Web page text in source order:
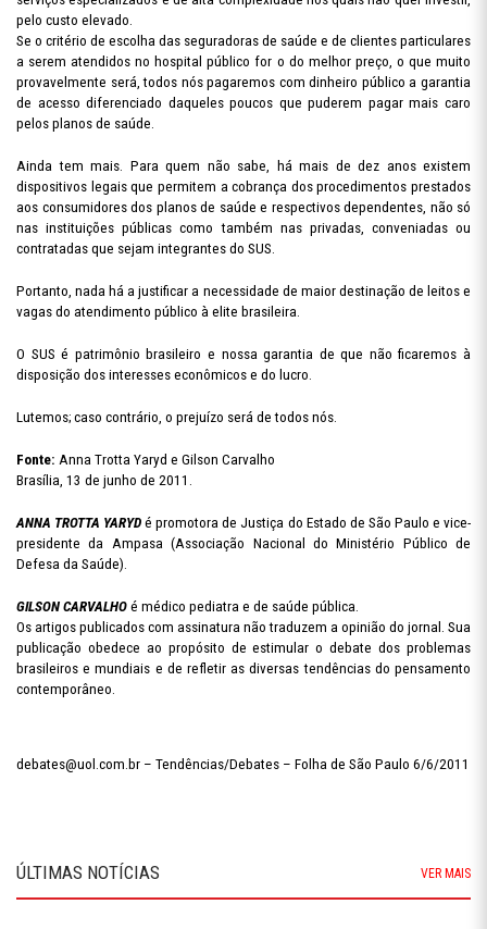
pelo custo elevado.
Se o critério de escolha das seguradoras de saúde e de clientes particulares
a serem atendidos no hospital público for o do melhor preço, o que muito
provavelmente será, todos nós pagaremos com dinheiro público a garantia
de acesso diferenciado daqueles poucos que puderem pagar mais caro
pelos planos de saúde.
Ainda tem mais. Para quem não sabe, há mais de dez anos existem
dispositivos legais que permitem a cobrança dos procedimentos prestados
aos consumidores dos planos de saúde e respectivos dependentes, não só
nas instituições públicas como também nas privadas, conveniadas ou
contratadas que sejam integrantes do SUS.
Portanto, nada há a justificar a necessidade de maior destinação de leitos e
vagas do atendimento público à elite brasileira.
O SUS é patrimônio brasileiro e nossa garantia de que não ficaremos à
disposição dos interesses econômicos e do lucro.
Lutemos; caso contrário, o prejuízo será de todos nós.
Fonte: Anna Trotta Yaryd e Gilson Carvalho
Brasília, 13 de junho de 2011.
ANNA TROTTA YARYDé promotora de Justiça do Estado de São Paulo e vice-
presidente da Ampasa (Associação Nacional do Ministério Público de
Defesa da Saúde).
GILSON CARVALHO é médico pediatra e de saúde pública.
Os artigos publicados com assinatura não traduzem a opinião do jornal. Sua
publicação obedece ao propósito de estimular o debate dos problemas
brasileiros e mundiais e de refletir as diversas tendências do pensamento
contemporâneo.
debates@uol.com.br – Tendências/Debates – Folha de São Paulo 6/6/2011
ÚLTIMAS NOTÍCIAS VER MAIS